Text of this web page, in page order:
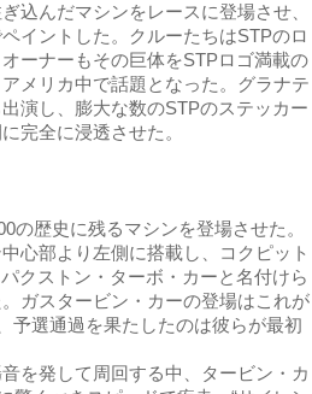
込んだマシンをレースに登場させ、
イントした。クルーたちはSTPのロ
ーナーもその巨体をSTPロゴ満載の
メリカ中で話題となった。グラナテ
演し、膨大な数のSTPのステッカー
完全に浸透させた。
歴史に残るマシンを登場させた。
心部より左側に搭載し、コクピット
クストン・ターボ・カーと名付けら
ガスタービン・カーの登場はこれが
予選通過を果たしたのは彼らが最初
を発して周回する中、タービン・カ